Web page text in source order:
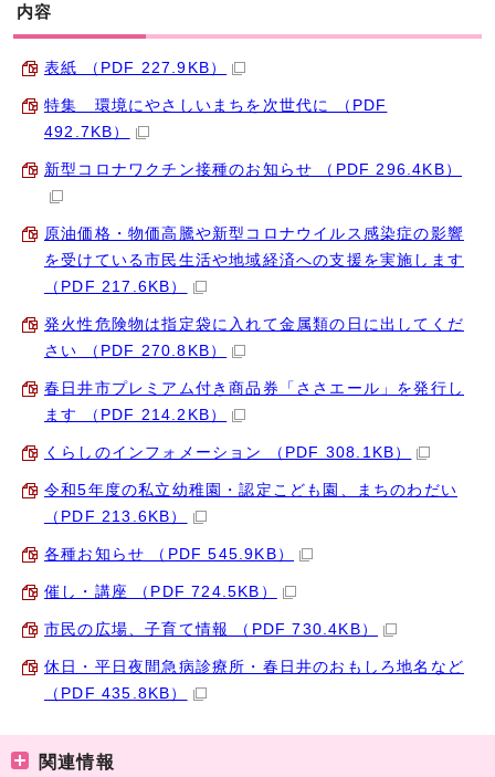
内容
表紙 （PDF 227.9KB）
特集 環境にやさしいまちを次世代に （PDF
492.7KB）
新型コロナワクチン接種のお知らせ （PDF 296.4KB）
原油価格・物価高騰や新型コロナウイルス感染症の影響
を受けている市民生活や地域経済への支援を実施します
（PDF 217.6KB）
発火性危険物は指定袋に入れて金属類の日に出してくだ
さい （PDF 270.8KB）
春日井市プレミアム付き商品券「ささエール」を発行し
ます （PDF 214.2KB）
くらしのインフォメーション （PDF 308.1KB）
令和5年度の私立幼稚園・認定こども園、まちのわだい
（PDF 213.6KB）
各種お知らせ （PDF 545.9KB）
催し・講座 （PDF 724.5KB）
市民の広場、子育て情報 （PDF 730.4KB）
休日・平日夜間急病診療所・春日井のおもしろ地名など
（PDF 435.8KB）
関連情報